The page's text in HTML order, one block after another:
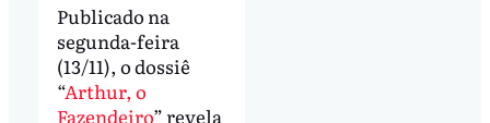
Publicado na
segunda-feira
(13/11), o dossiê
“Arthur, o
Fazendeiro” revela